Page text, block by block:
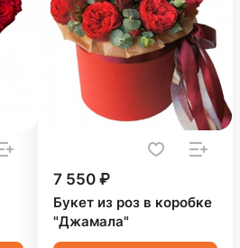
7 550 ₽
Букет из роз в коробке
"Джамала"